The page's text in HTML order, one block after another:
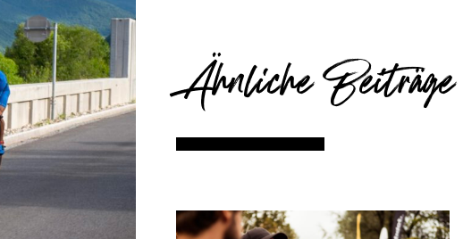
Ähnliche Beiträge